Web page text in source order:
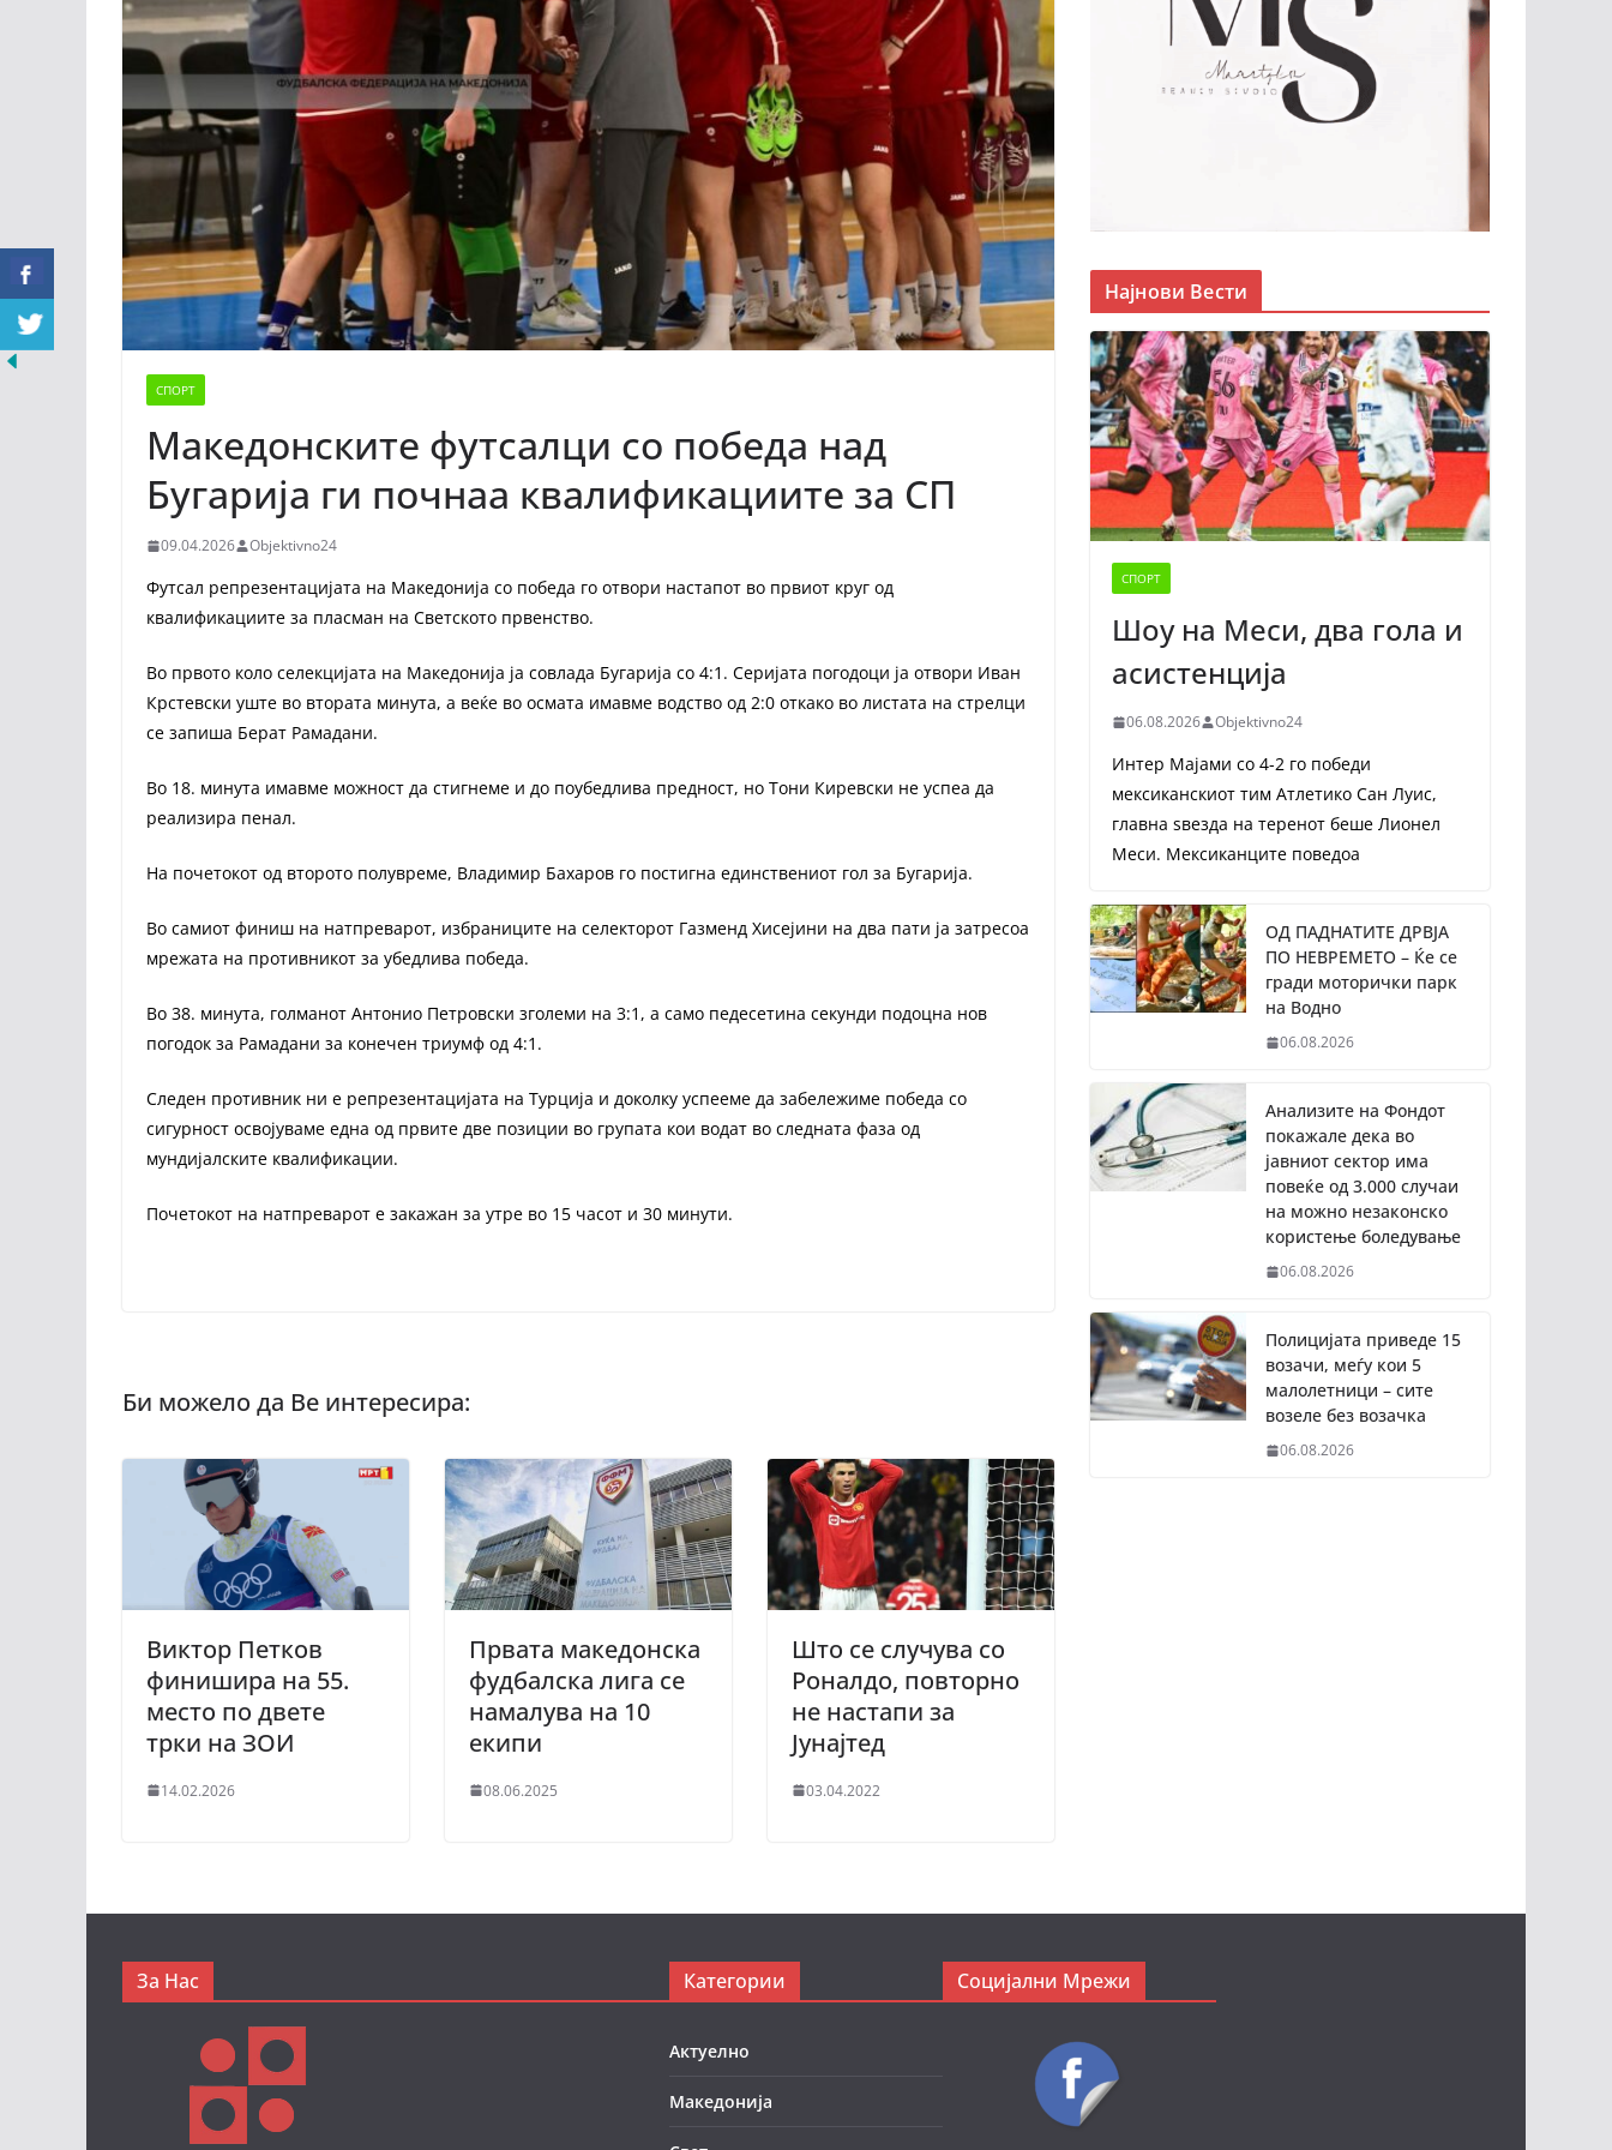
СПОРТ
Македонските футсалци со победа над
Бугарија ги почнаа квалификациите за СП
09.04.2026 Objektivno24
Футсал репрезентацијата на Македонија со победа го отвори настапот во првиот круг од
квалификациите за пласман на Светското првенство.
Во првото коло селекцијата на Македонија ја совлада Бугарија со 4:1. Серијата погодоци ја отвори Иван
Крстевски уште во втората минута, а веќе во осмата имавме водство од 2:0 откако во листата на стрелци
се запиша Берат Рамадани.
Во 18. минута имавме можност да стигнеме и до поубедлива предност, но Тони Киревски не успеа да
реализира пенал.
На почетокот од второто полувреме, Владимир Бахаров го постигна единствениот гол за Бугарија.
Во самиот финиш на натпреварот, избраниците на селекторот Газменд Хисејини на два пати ја затресоа
мрежата на противникот за убедлива победа.
Во 38. минута, голманот Антонио Петровски зголеми на 3:1, а само педесетина секунди подоцна нов
погодок за Рамадани за конечен триумф од 4:1.
Следен противник ни е репрезентацијата на Турција и доколку успееме да забележиме победа со
сигурност освојуваме една од првите две позиции во групата кои водат во следната фаза од
мундијалските квалификации.
Почетокот на натпреварот е закажан за утре во 15 часот и 30 минути.
Виктор Петков
финишира на 55.
место по двете
трки на ЗОИ
14.02.2026
Првата македонска
фудбалска лига се
намалува на 10
екипи
08.06.2025
Што се случува со
Роналдо, повторно
не настапи за
Јунајтед
03.04.2022
Најнови Вести
СПОРТ
Шоу на Меси, два гола и
асистенција
06.08.2026 Objektivno24
Интер Мајами со 4-2 го победи
мексиканскиот тим Атлетико Сан Луис,
главна ѕвезда на теренот беше Лионел
Меси. Мексиканците поведоа
ОД ПАДНАТИТЕ ДРВЈА
ПО НЕВРЕМЕТО – Ќе се
гради моторички парк
на Водно
06.08.2026
Анализите на Фондот
покажале дека во
јавниот сектор има
повеќе од 3.000 случаи
на можно незаконско
користење боледување
06.08.2026
Полицијата приведе 15
возачи, меѓу кои 5
малолетници – сите
возеле без возачка
06.08.2026
За Нас Категории
Актуелно
Македонија
Социјални Мрежи